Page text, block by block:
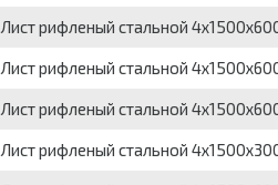
Лист рифленый стальной
Лист рифленый стальной
Лист рифленый стальной
Лист рифленый стальной